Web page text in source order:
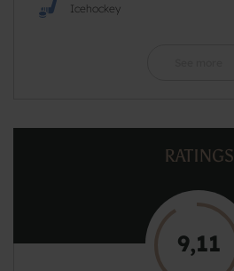
Icehockey
RATINGS
9,11